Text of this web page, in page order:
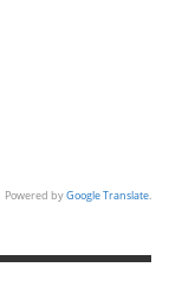
Powered byGoogle Translate.